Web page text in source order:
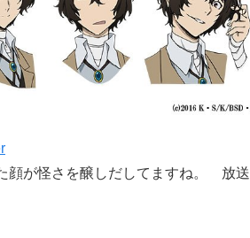
顔が怪さを醸しだしてますね。 放送